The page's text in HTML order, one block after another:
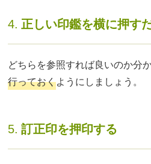
4. 正しい印鑑を横に押す
どちらを参照すれば良いのか分
行っておくようにしましょう。
5. 訂正印を押印する